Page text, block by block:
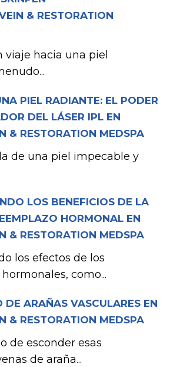
& RESTORATION
viaje hacia una piel
PIEL RADIANTE: EL PODER
DEL LÁSER IPL EN
& RESTORATION MEDSPA
de una piel impecable y
LOS BENEFICIOS DE LA
HORMONAL EN
& RESTORATION MEDSPA
los efectos de los
como...
DE ARAÑAS VASCULARES EN
& RESTORATION MEDSPA
de esconder esas
de araña...